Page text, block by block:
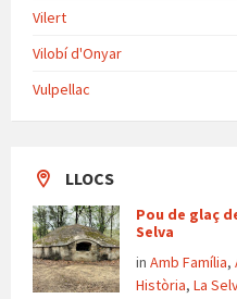
Vilert
Vilobí d'Onyar
Vulpellac
LLOCS
Pou de glaç
Selva
in Amb Família,
Història, La